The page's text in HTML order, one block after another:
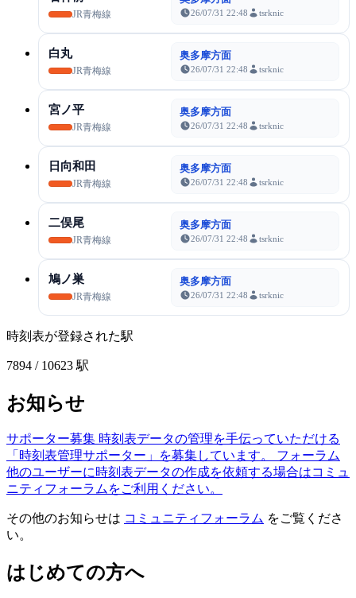
JR青梅線 26/07/31 22:48 tsrknic
白丸
JR青梅線
奥多摩方面
26/07/31 22:48 tsrknic
宮ノ平
JR青梅線
奥多摩方面
26/07/31 22:48 tsrknic
日向和田
JR青梅線
奥多摩方面
26/07/31 22:48 tsrknic
二俣尾
JR青梅線
奥多摩方面
26/07/31 22:48 tsrknic
鳩ノ巣
JR青梅線
奥多摩方面
26/07/31 22:48 tsrknic
時刻表が登録された駅
7894 / 10623 駅
お知らせ
サポーター募集 時刻表データの管理を手伝っていただける
「時刻表管理サポーター」を募集しています。
フォーラム
他のユーザーに時刻表データの作成を依頼する場合はコミュ
ニティフォーラムをご利用ください。
その他のお知らせは コミュニティフォーラム をご覧くださ
い。
はじめての方へ